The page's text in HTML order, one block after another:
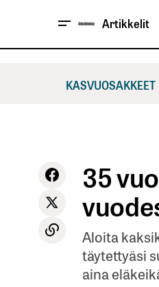
Artikkelit
KASVUOSAKKEET
35
Aloita
täytettyäsi
aina